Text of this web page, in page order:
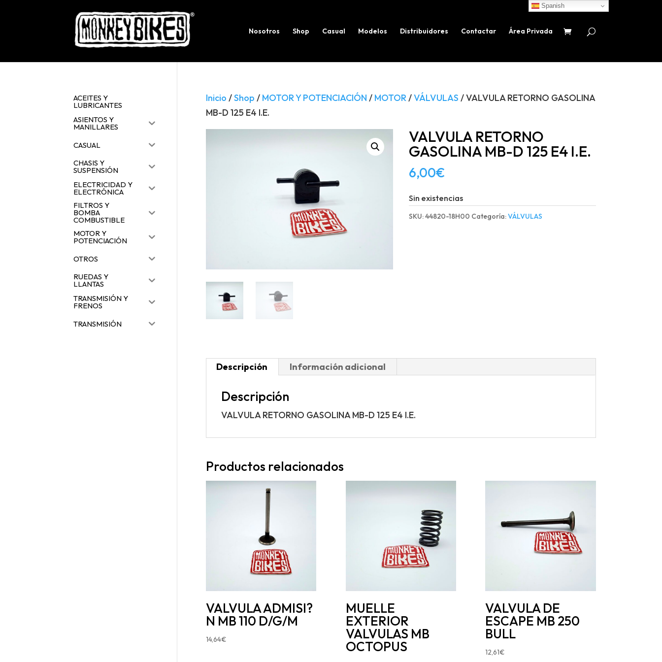
Nosotros Shop Casual Modelos Distribuidores Contactar Área Privada
productos
Inicio /Shop / MOTOR Y POTENCIACIÓN / MOTOR/VÁLVULAS / VALVULA RETORNO GASOLINA
MB-D 125 E4 I.E.
VALVULA RETORNO
GASOLINA MB-D 125 E4 I.E.
6,00€
Sin existencias
SKU:44820-18H00 Categoría:VÁLVULAS
Descripción Información adicional
Descripción
VALVULA RETORNO GASOLINA MB-D 125 E4 I.E.
Productos relacionados
VALVULA ADMISI?
N MB 110 D/G/M
14,64€
MUELLE
EXTERIOR
VALVULAS MB
OCTOPUS
VALVULA DE
ESCAPE MB 250
BULL
12,61€
ACEITES Y
LUBRICANTES
ASIENTOS Y
MANILLARES
CASUAL
CHASIS Y
SUSPENSIÓN
ELECTRICIDAD Y
ELECTRÓNICA
FILTROS Y
BOMBA
COMBUSTIBLE
MOTOR Y
POTENCIACIÓN
OTROS
RUEDAS Y
LLANTAS
TRANSMISIÓN Y
FRENOS
TRANSMISIÓN
Spanish